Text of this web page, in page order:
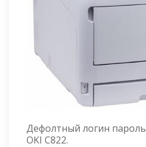
Дефолтный логин
OKI C822.